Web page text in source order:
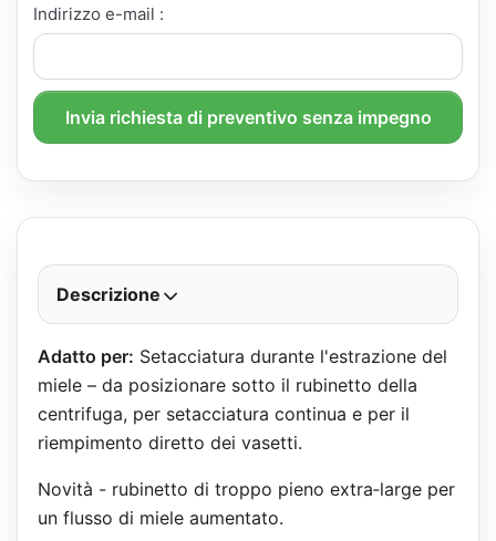
Indirizzo e-mail :
Invia richiesta di preventivo senza impegno
Descrizione
Adatto per: Setacciatura durante l'estrazione del
miele – da posizionare sotto il rubinetto della
centrifuga, per setacciatura continua e per il
riempimento diretto dei vasetti.
Novità - rubinetto di troppo pieno extra‑large per
un flusso di miele aumentato.